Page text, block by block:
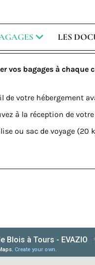
LES
vos bagages à
de votre hébergement
à la réception de
ou sac de voyage